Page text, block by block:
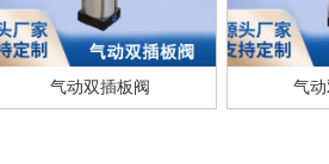
气动双插板阀 气